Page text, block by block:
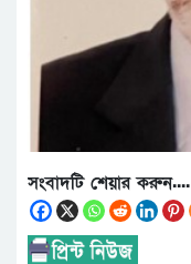
সংবাদটি শেয়ার করুন....